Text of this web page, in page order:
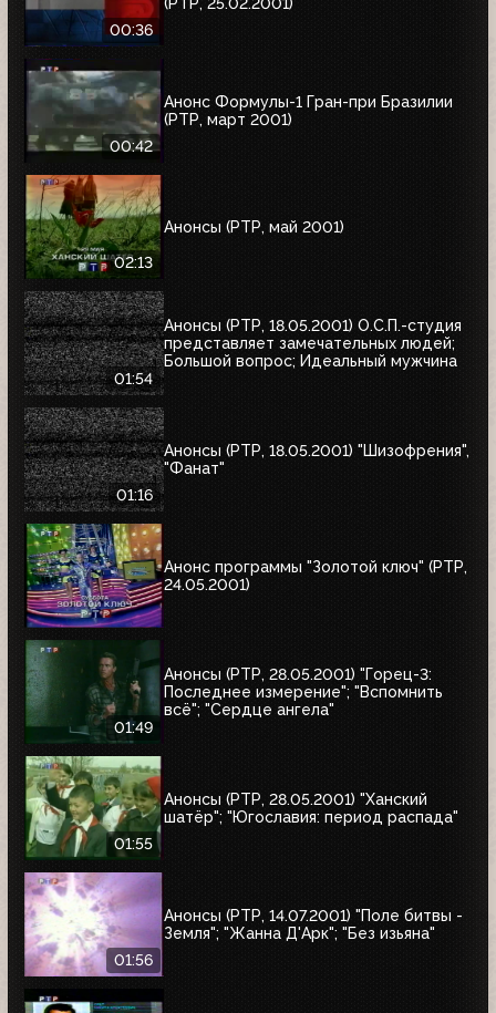
00:36
00:42
Анонс Формулы-1 Гран-при Бразилии
(РТР, март 2001)
02:13
Анонсы (РТР, май 2001)
01:54
Анонсы (РТР, 18.05.2001) О.С.П.-студия
представляет замечательных людей;
Большой вопрос; Идеальный мужчина
01:16
Анонсы (РТР, 18.05.2001) "Шизофрения",
"Фанат"
Анонс программы "Золотой ключ" (РТР,
24.05.2001)
01:49
Анонсы (РТР, 28.05.2001) "Горец-3:
Последнее измерение"; "Вспомнить
всё"; "Сердце ангела"
01:55
Анонсы (РТР, 28.05.2001) "Ханский
шатёр"; "Югославия: период распада"
01:56
Анонсы (РТР, 14.07.2001) "Поле битвы -
Земля"; "Жанна Д'Арк"; "Без изьяна"